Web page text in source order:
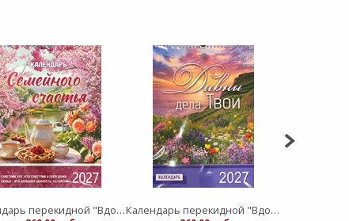
Календарь перекидной "Вдохновение" Семейное счастье 25Х35 Календарь перекидной "Вдохновение" Дивны дела Твои 25Х35